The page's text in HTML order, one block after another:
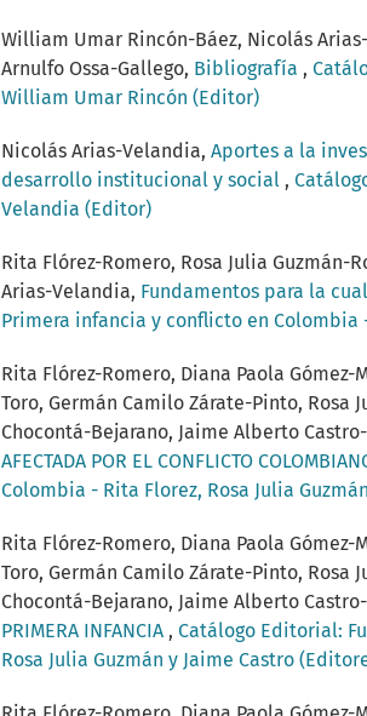
William Umar Rincón-Báez, Nicolás
Arnulfo Ossa-Gallego, Bibliografía ,
William Umar Rincón (Editor)
Nicolás Arias-Velandia, Aportes a la
desarrollo institucional y social ,
Velandia (Editor)
Rita Flórez-Romero, Rosa Julia
Arias-Velandia, Fundamentos para la
Primera infancia y conflicto en Colombia
Rita Flórez-Romero, Diana Paola
Toro, Germán Camilo Zárate-Pinto, Rosa
Chocontá-Bejarano, Jaime Alberto
AFECTADA POR EL CONFLICTO
Colombia - Rita Florez, Rosa Julia
Rita Flórez-Romero, Diana Paola
Toro, Germán Camilo Zárate-Pinto, Rosa
Chocontá-Bejarano, Jaime Alberto
PRIMERA INFANCIA , Catálogo Editorial:
Rosa Julia Guzmán y Jaime Castro